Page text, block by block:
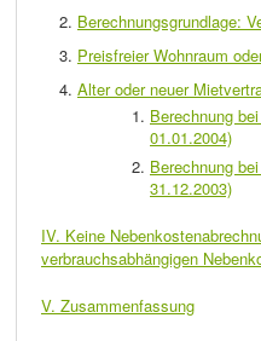
Berechnungsgrundlage:
Preisfreier Wohnraum
Alter oder neuer
Berechnung
01.01.2004)
Berechnung
31.12.2003)
IV. Keine
verbrauchsabhängigen
V. Zusammenfassung